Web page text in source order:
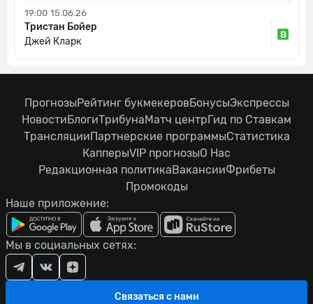
19:00 15.06.26
Тристан Бойер
Джей Кларк
В
ПрогнозыРейтинг букмекеровБонусыЭкспрессы
НовостиБлогиТрибунаМатч центрГид по Ставкам
ТрансляцииПартнерские программыСтатистика
КапперыVIP прогнозыО Нас
Редакционная политикаВакансииФрибеты
Промокоды
Наше приложение:
Связаться с нами
Мы в социальных сетях: